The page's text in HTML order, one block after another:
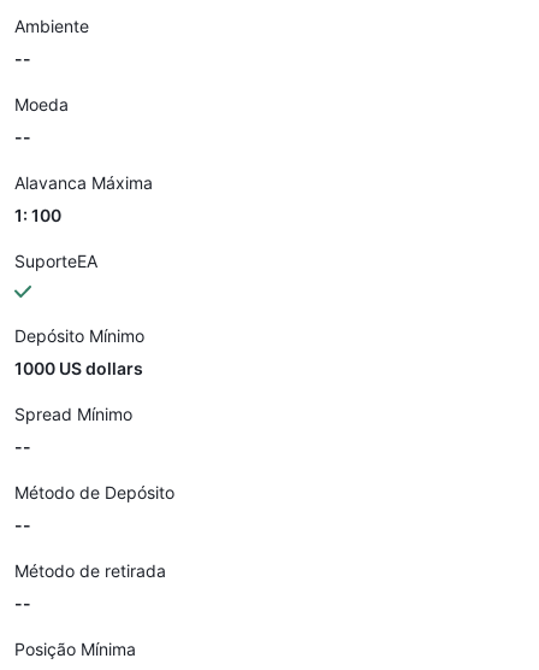
Ambiente
--
Moeda
--
Alavanca Máxima
1: 100
SuporteEA
Depósito Mínimo
1000 US dollars
Spread Mínimo
--
Método de Depósito
--
Método de retirada
--
Posição Mínima